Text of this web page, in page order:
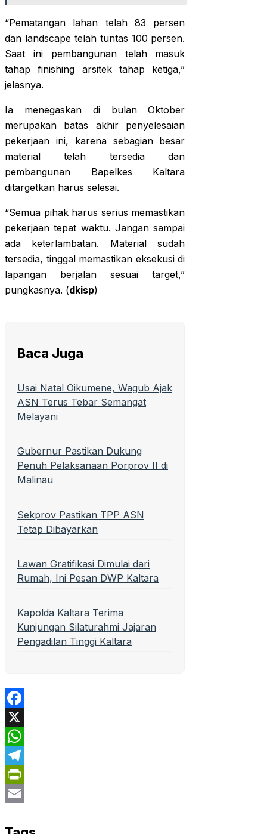
“Pematangan lahan telah 83 persen
dan landscape telah tuntas 100 persen.
Saat ini pembangunan telah masuk
tahap finishing arsitek tahap ketiga,”
jelasnya.
Ia menegaskan di bulan Oktober
merupakan batas akhir penyelesaian
pekerjaan ini, karena sebagian besar
material telah tersedia dan
pembangunan Bapelkes Kaltara
ditargetkan harus selesai.
“Semua pihak harus serius memastikan
pekerjaan tepat waktu. Jangan sampai
ada keterlambatan. Material sudah
tersedia, tinggal memastikan eksekusi di
lapangan berjalan sesuai target,”
pungkasnya. (dkisp)
Baca Juga
Usai Natal Oikumene, Wagub Ajak
ASN Terus Tebar Semangat
Melayani
Gubernur Pastikan Dukung
Penuh Pelaksanaan Porprov II di
Malinau
Sekprov Pastikan TPP ASN
Tetap Dibayarkan
Lawan Gratifikasi Dimulai dari
Rumah, Ini Pesan DWP Kaltara
Kapolda Kaltara Terima
Kunjungan Silaturahmi Jajaran
Pengadilan Tinggi Kaltara
Facebook
X
WhatsApp
Telegram
PrintFriendly